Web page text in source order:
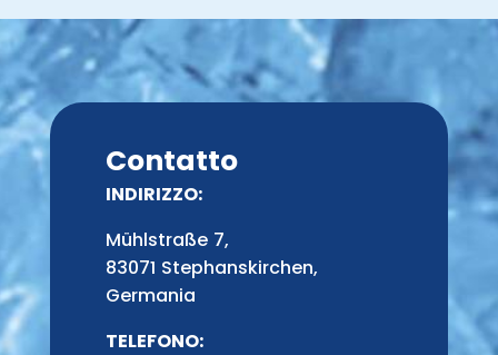
Contatto
INDIRIZZO:
Mühlstraße 7,
83071 Stephanskirchen,
Germania
TELEFONO: